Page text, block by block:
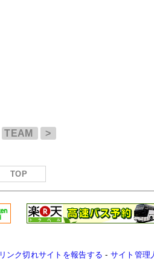
TEAM >
TOP
リンク切れサイトを報告する - サイト管理